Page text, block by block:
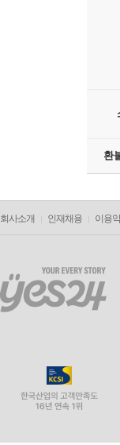
환
회사소개 인재채용 이용